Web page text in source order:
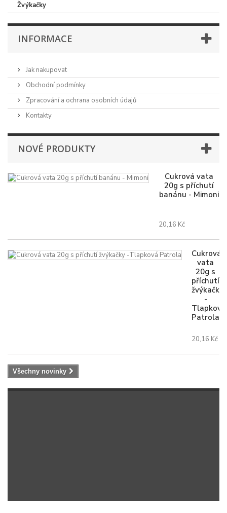
Žvýkačky
INFORMACE
Jak nakupovat
Obchodní podmínky
Zpracování a ochrana osobních údajů
Kontakty
NOVÉ PRODUKTY
Cukrová vata
20g s příchutí
banánu - Mimoni
20,16 Kč
Cukrová
vata
20g s
příchutí
žvýkačky
-
Tlapková
Patrola
20,16 Kč
Všechny novinky